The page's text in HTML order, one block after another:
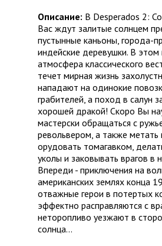
Описание: В Desperados 2:
Вас ждут залитые солнцем
пустынные каньоны, города-
индейские деревушки. В этом
атмосфера классического
течет мирная жизнь
нападают на одинокие
грабителей, а поход в салун
хорошей дракой! Скоро Вы
мастерски обращаться с
револьвером, а также метать
орудовать томагавком,
уколы и заковывать врагов в
Впереди - приключения на
американских землях конца
отважные герои в потертых
эффектно расправляются с
неторопливо уезжают в
солнца...